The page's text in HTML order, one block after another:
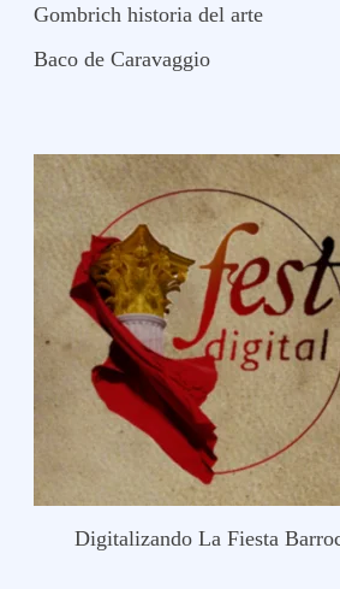
Gombrich historia del arte
Baco de Caravaggio
Digitalizando La Fiesta